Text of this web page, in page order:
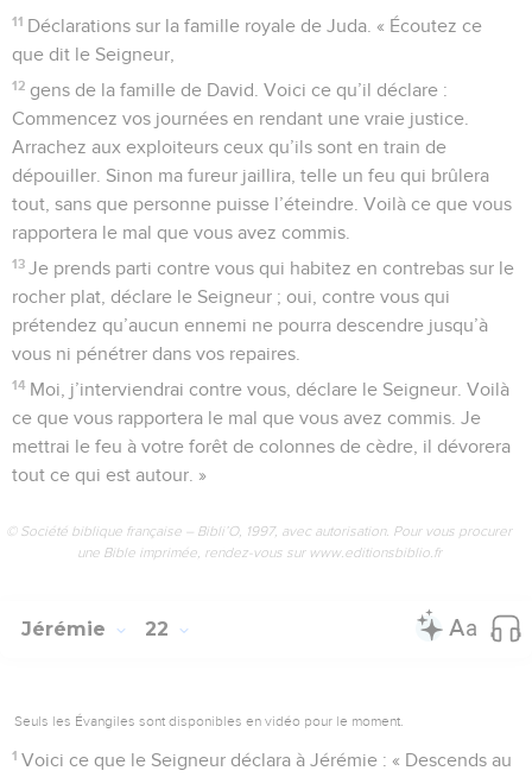
11 Déclarations sur la famille royale de Juda. « Écoutez ce
que dit le Seigneur,
12 gens de la famille de David. Voici ce qu’il déclare :
Commencez vos journées en rendant une vraie justice.
Arrachez aux exploiteurs ceux qu’ils sont en train de
dépouiller. Sinon ma fureur jaillira, telle un feu qui brûlera
tout, sans que personne puisse l’éteindre. Voilà ce que vous
rapportera le mal que vous avez commis.
13 Je prends parti contre vous qui habitez en contrebas sur le
rocher plat, déclare le Seigneur ; oui, contre vous qui
prétendez qu’aucun ennemi ne pourra descendre jusqu’à
vous ni pénétrer dans vos repaires.
14 Moi, j’interviendrai contre vous, déclare le Seigneur. Voilà
ce que vous rapportera le mal que vous avez commis. Je
mettrai le feu à votre forêt de colonnes de cèdre, il dévorera
tout ce qui est autour. »
© Société biblique française – Bibli’O, 1997, avec autorisation. Pour vous procurer
une Bible imprimée, rendez-vous sur www.editionsbiblio.fr
Jérémie 22
Seuls les Évangiles sont disponibles en vidéo pour le moment.
1 Voici ce que le Seigneur déclara à Jérémie : « Descends au